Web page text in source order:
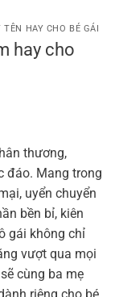
TÊN HAY CHO BÉ GÁI
hay cho
thương,
đáo. Mang trong
uyển chuyển
bền bỉ, kiên
gái không chỉ
vượt qua mọi
cùng ba mẹ